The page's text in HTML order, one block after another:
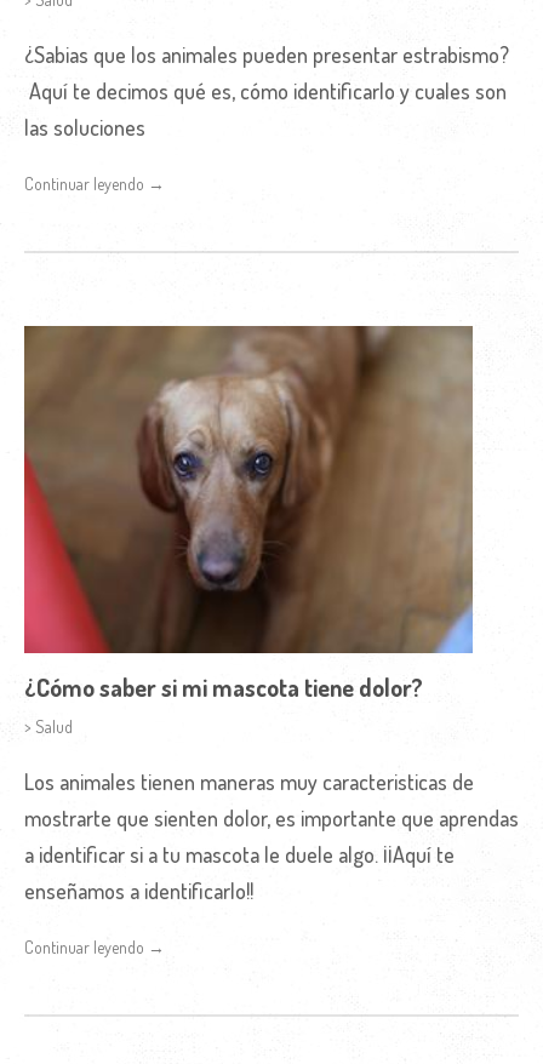
¿Sabias que los animales pueden presentar estrabismo?
Aquí te decimos qué es, cómo identificarlo y cuales son
las soluciones
Continuar leyendo →
¿Cómo saber si mi mascota tiene dolor?
> Salud
Los animales tienen maneras muy caracteristicas de
mostrarte que sienten dolor, es importante que aprendas
a identificar si a tu mascota le duele algo. ¡¡Aquí te
enseñamos a identificarlo!!
Continuar leyendo →